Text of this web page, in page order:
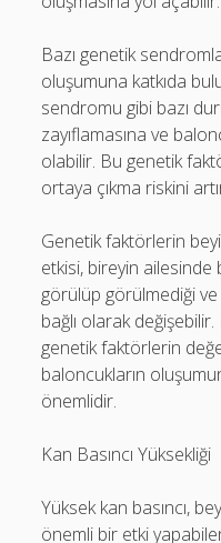
Bazı genetik
oluşumuna katkıda
sendromu gibi bazı
zayıflamasına ve
olabilir. Bu genetik
ortaya çıkma riskini
Genetik faktörlerin
etkisi, bireyin
görülüp görülmediği ve
bağlı olarak
genetik faktörlerin
baloncukların
önemlidir.
Kan Basıncı Yüksekliği
Yüksek kan basıncı,
önemli bir etki